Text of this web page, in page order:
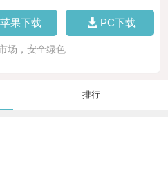
苹果下载 PC下载
场，安全绿色
排行